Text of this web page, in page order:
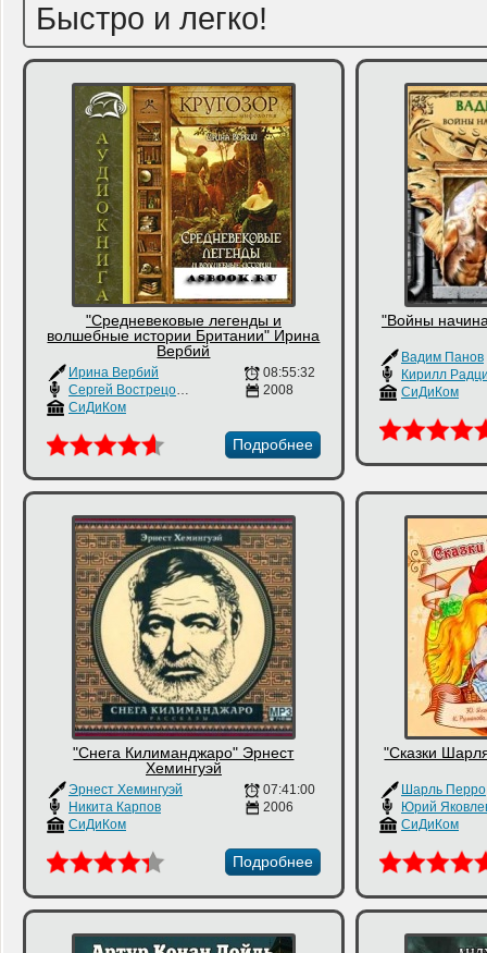
Быстро и легко!
"Средневековые легенды и
волшебные истории Британии" Ирина
Вербий
Ирина Вербий
Сергей Вострецов
, Елена Греп
СиДиКом
08:55:32
2008
Подробнее
"Войны
Вадим Панов
Кирилл
СиДиКом
"Снега Килиманджаро" Эрнест
Хeмингуэй
Эрнест Хeмингуэй
Никита Карпов
СиДиКом
07:41:00
2006
Подробнее
"Сказки
Шарль Перро
Юрий
СиДиКом